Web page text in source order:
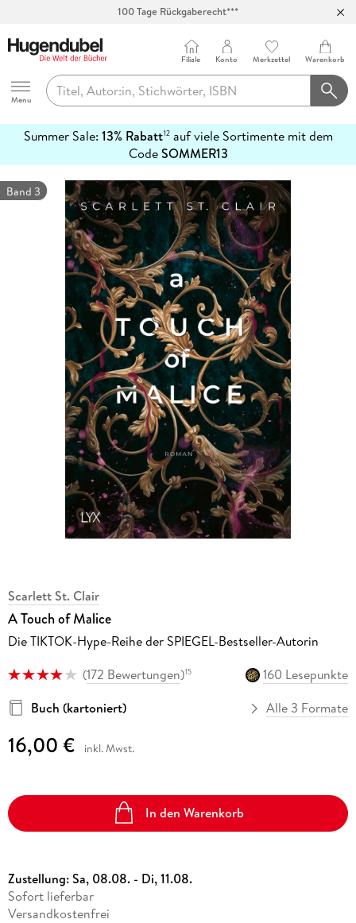
100 Tage Rückgaberecht***
Hugendubel
Menu
Filiale Konto Merkzettel Warenkorb
Summer Sale: 13% Rabatt12auf viele Sortimente mit dem
CodeSOMMER13
erfahren
Band 3
Scarlett St. Clair
A Touch of Malice
Die TIKTOK-Hype-Reihe der SPIEGEL-Bestseller-Autorin
(172 Bewertungen)15
160 Lesepunkte
Buch (kartoniert)
Alle 3 Formate
16,00 € inkl. Mwst.
In den Warenkorb
Zustellung:Sa, 08.08. - Di, 11.08.
Sofort lieferbar
Versandkostenfrei